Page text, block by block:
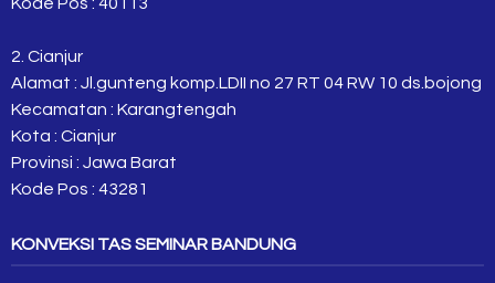
2. Cianjur
Alamat : Jl.gunteng komp.LDII no 27 RT 04 RW 10 ds.bojong
Kecamatan : Karangtengah
Kota : Cianjur
Provinsi : Jawa Barat
Kode Pos : 43281
KONVEKSI TAS SEMINAR BANDUNG